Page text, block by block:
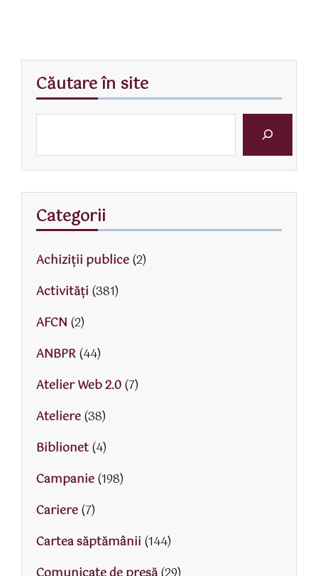
Căutare în site
Categorii
Achiziții publice(2)
Activităţi (381)
AFCN (2)
ANBPR(44)
Atelier Web 2.0(7)
Ateliere(38)
Biblionet(4)
Campanie(198)
Cariere(7)
Cartea săptămânii (144)